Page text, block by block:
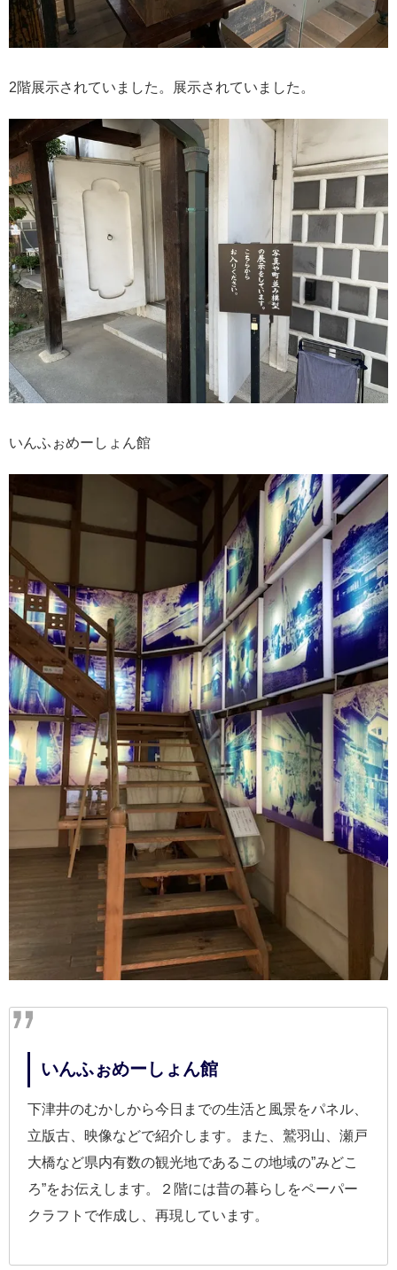
2階展示されていました。展示されていました。
いんふぉめーしょん館
いんふぉめーしょん館
下津井のむかしから今日までの生活と風景をパネル、
立版古、映像などで紹介します。また、鷲羽山、瀬戸
大橋など県内有数の観光地であるこの地域の”みどこ
ろ”をお伝えします。２階には昔の暮らしをペーパー
クラフトで作成し、再現しています。